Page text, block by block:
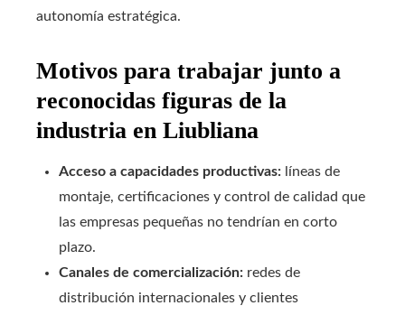
autonomía estratégica.
Motivos para trabajar junto a
reconocidas figuras de la
industria en Liubliana
Acceso a capacidades productivas: líneas de
montaje, certificaciones y control de calidad que
las empresas pequeñas no tendrían en corto
plazo.
Canales de comercialización: redes de
distribución internacionales y clientes